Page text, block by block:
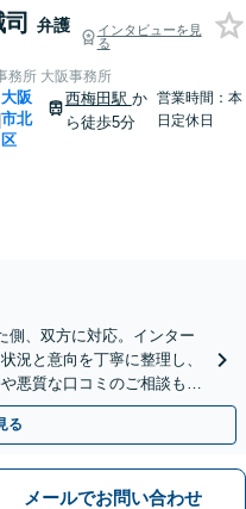
弁護
インタビューを見
る
務所 大阪事務所
|
大阪
市北
区
西梅田駅 か
ら徒歩5分
営業時間：本
日定休日
側、双方に対応。インター
況と意向を丁寧に整理し、
悪質な口コミのご相談もお
間・休日相談可】
る
メールでお問い合わせ